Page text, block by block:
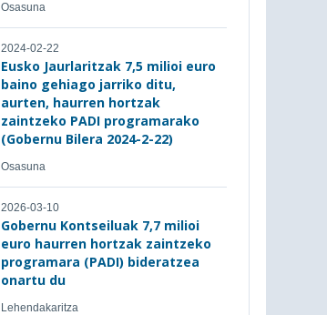
Osasuna
2024-02-22
Eusko Jaurlaritzak 7,5 milioi euro
baino gehiago jarriko ditu,
aurten, haurren hortzak
zaintzeko PADI programarako
(Gobernu Bilera 2024-2-22)
Osasuna
2026-03-10
Gobernu Kontseiluak 7,7 milioi
euro haurren hortzak zaintzeko
programara (PADI) bideratzea
onartu du
Lehendakaritza